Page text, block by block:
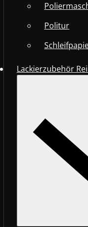
Politur
Lackierzubehör